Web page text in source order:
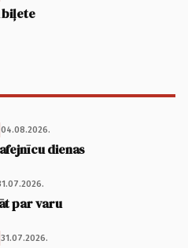
biļete
04.08.2026.
dienas
par varu
31.07.2026.